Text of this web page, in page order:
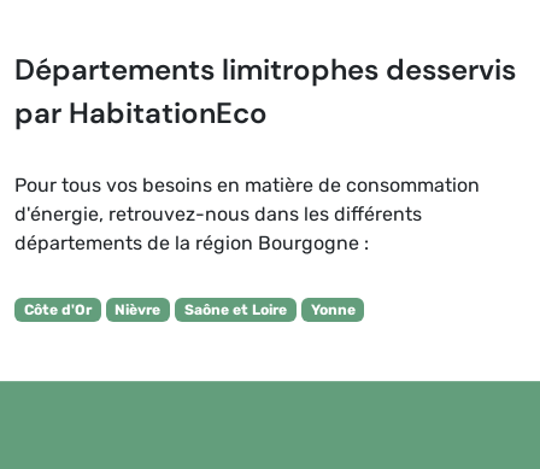
Départements limitrophes desservis
par HabitationEco
Pour tous vos besoins en matière de consommation
d'énergie, retrouvez-nous dans les différents
départements de la région Bourgogne :
Côte d'Or Nièvre Saône et Loire Yonne